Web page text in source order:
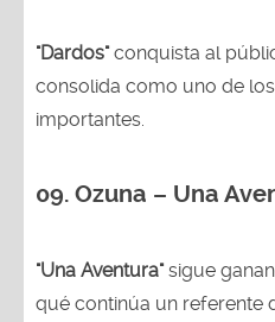
"Dardos"conquista al
consolida como uno de
importantes.
09. Ozuna – Una
"Una Aventura"sigue
qué continúa un referente